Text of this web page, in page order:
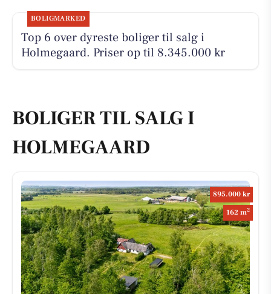
BOLIGMARKED
Top 6 over dyreste boliger til salg i
Holmegaard. Priser op til 8.345.000 kr
BOLIGER TIL SALG I
HOLMEGAARD
895.000 kr
162 m2